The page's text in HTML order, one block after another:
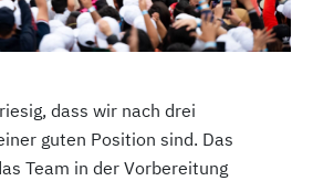
dass wir nach drei
guten Position sind. Das
Team in der Vorbereitung